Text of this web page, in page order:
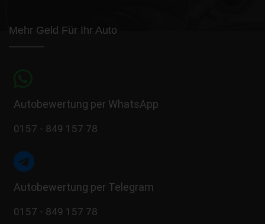
Mehr Geld Für Ihr Auto
Autobewertung per WhatsApp
0157 - 849 157 78
Autobewertung per Telegram
0157 - 849 157 78